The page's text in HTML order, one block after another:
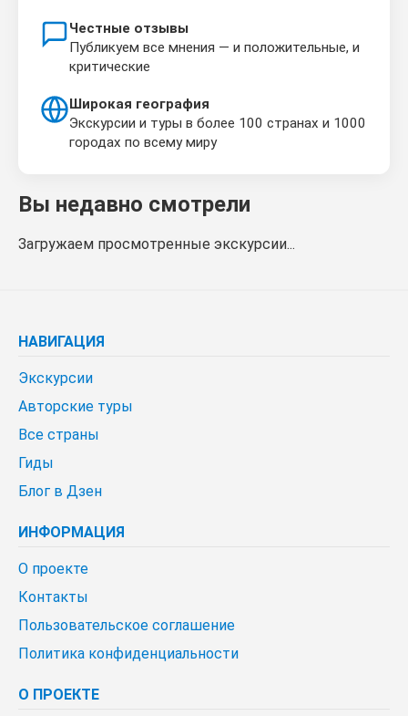
Честные отзывы
Публикуем все мнения — и положительные, и
критические
Широкая география
Экскурсии и туры в более 100 странах и 1000
городах по всему миру
Вы недавно смотрели
Загружаем просмотренные экскурсии...
НАВИГАЦИЯ
Экскурсии
Авторские туры
Все страны
Гиды
Блог в Дзен
ИНФОРМАЦИЯ
О проекте
Контакты
Пользовательское соглашение
Политика конфиденциальности
О ПРОЕКТЕ